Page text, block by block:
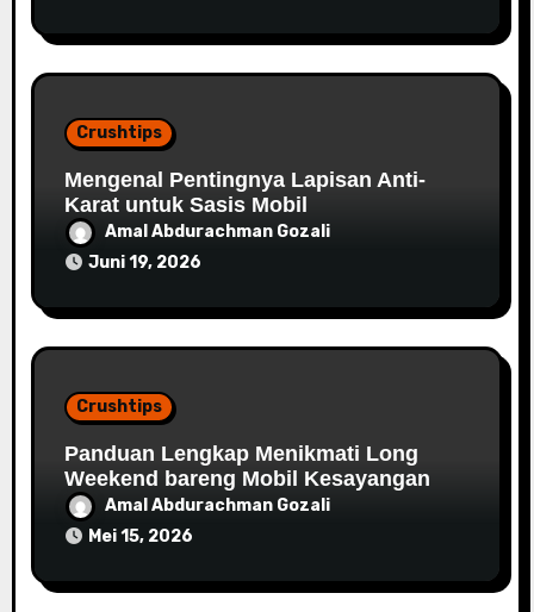
Crushtips
Mengenal Pentingnya Lapisan Anti-
Karat untuk Sasis Mobil
Amal Abdurachman Gozali
Juni 19, 2026
Crushtips
Panduan Lengkap Menikmati Long
Weekend bareng Mobil Kesayangan
Amal Abdurachman Gozali
Mei 15, 2026